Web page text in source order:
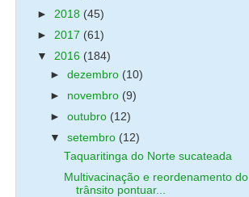
► 2018 (45)
► 2017 (61)
▼ 2016 (184)
►dezembro (10)
► novembro (9)
►outubro (12)
▼setembro (12)
Taquaritinga do Norte sucateada
Multivacinação e reordenamento do
trânsito pontuar...